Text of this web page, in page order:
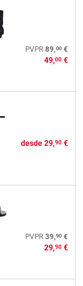
PVPR 89,00€
49,00€
desde 29,90€
PVPR 39,90€
29,90€